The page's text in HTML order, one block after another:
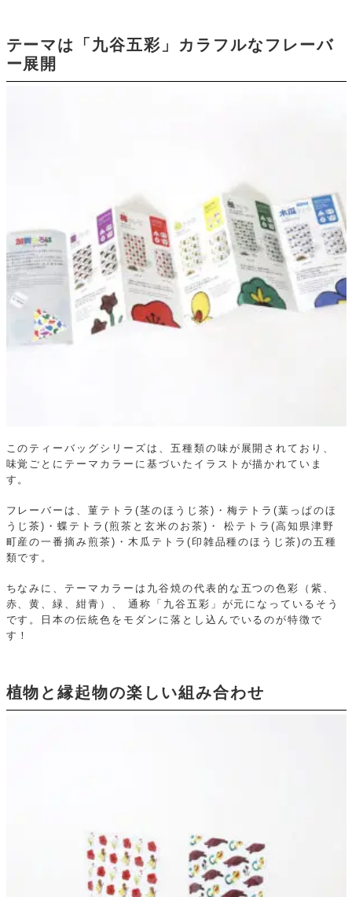
テーマは「九谷五彩」カラフルなフレーバ
ー展開
このティーバッグシリーズは、五種類の味が展開されており、
味覚ごとにテーマカラーに基づいたイラストが描かれていま
す。
フレーバーは、菫テトラ(茎のほうじ茶)・梅テトラ(葉っぱのほ
うじ茶)・蝶テトラ(煎茶と玄米のお茶)・
松テトラ(高知県津野
町産の一番摘み煎茶)・木瓜テトラ(印雑品種のほうじ茶)の五種
類です。
ちなみに、テーマカラーは九谷焼の代表的な五つの色彩（紫、
赤、黄、緑、紺青）、
通称「九谷五彩」が元になっているそう
です。日本の伝統色をモダンに落とし込んでいるのが特徴で
す！
植物と縁起物の楽しい組み合わせ